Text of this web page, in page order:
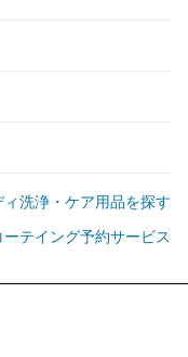
洗浄・ケア用品を探す
テイング予約サービス